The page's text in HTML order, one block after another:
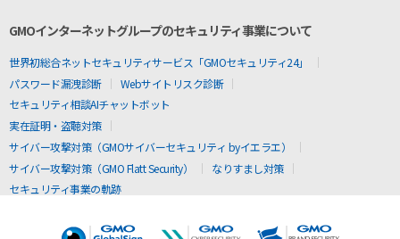
GMOインターネットグループのセキュリティ事業について
世界初総合ネットセキュリティサービス「GMOセキュリティ24」
パスワード漏洩診断
Webサイトリスク診断
セキュリティ相談AIチャットボット
実在証明・盗聴対策
サイバー攻撃対策（GMOサイバーセキュリティ byイエラエ）
サイバー攻撃対策（GMO Flatt Security）
なりすまし対策
セキュリティ事業の軌跡